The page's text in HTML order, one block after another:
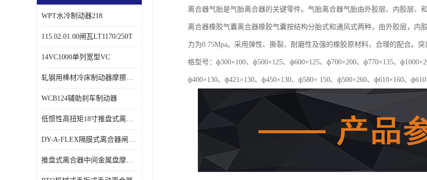
WPT水冷制动器218
115.02.01.00闸瓦LT1170/250T
14VC1000单列宽型VC
轧钢用棒材冷床制动器摩擦片218
WCB124辅助刹车制动器
低惯性高扭矩18寸推盘式离合器中心盘齿盘W18-11-101
DY-A-FLEX隔膜式离合器闸瓦总成7015125A
推盘式离合器中间金属盘摩擦盘18寸
离合器气胎是气胎离合器的关键零件。气胎离合器气胎由外胶层、内胶层、
离合器橡胶气囊离合器橡胶气囊按结构分胎式和通风式两种，由外胶层，内
力为0.75Mpa。采用弹性、撕裂、耐磨性及强的橡胶原材料，合理的配合。
格型号：ф300×100、ф500×125、ф600×125、ф700×200、ф770×135、
ф400×130、ф421×130、ф450×130、ф580× 150、ф500×260、ф610×160、